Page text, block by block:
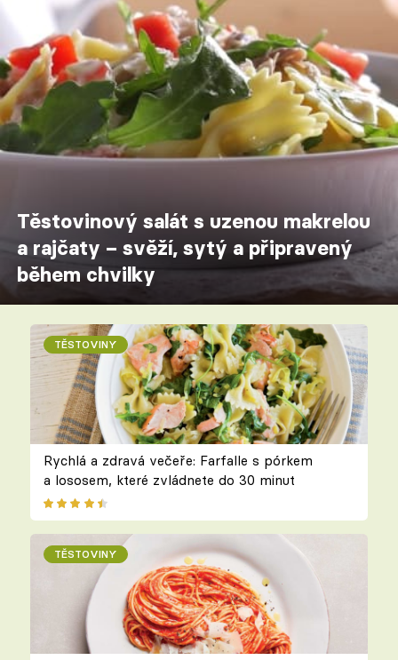
Těstovinový salát s uzenou makrelou
a rajčaty – svěží, sytý a připravený
během chvilky
TĚSTOVINY
Rychlá a zdravá večeře: Farfalle s pórkem
a lososem, které zvládnete do 30 minut
TĚSTOVINY